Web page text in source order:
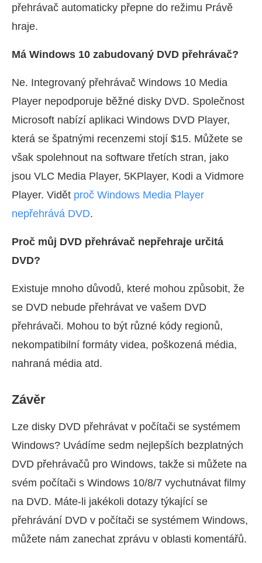
přehrávač automaticky přepne do režimu Právě
hraje.
Má Windows 10 zabudovaný DVD přehrávač?
Ne. Integrovaný přehrávač Windows 10 Media
Player nepodporuje běžné disky DVD. Společnost
Microsoft nabízí aplikaci Windows DVD Player,
která se špatnými recenzemi stojí $15. Můžete se
však spolehnout na software třetích stran, jako
jsou VLC Media Player, 5KPlayer, Kodi a Vidmore
Player. Vidět proč Windows Media Player
nepřehrává DVD.
Proč můj DVD přehrávač nepřehraje určitá
DVD?
Existuje mnoho důvodů, které mohou způsobit, že
se DVD nebude přehrávat ve vašem DVD
přehrávači. Mohou to být různé kódy regionů,
nekompatibilní formáty videa, poškozená média,
nahraná média atd.
Závěr
Lze disky DVD přehrávat v počítači se systémem
Windows? Uvádíme sedm nejlepších bezplatných
DVD přehrávačů pro Windows, takže si můžete na
svém počítači s Windows 10/8/7 vychutnávat filmy
na DVD. Máte-li jakékoli dotazy týkající se
přehrávání DVD v počítači se systémem Windows,
můžete nám zanechat zprávu v oblasti komentářů.